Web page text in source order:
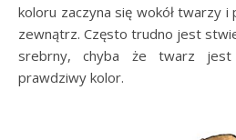
koloru zaczyna się wokół twarzy
zewnątrz. Często trudno jest
srebrny, chyba że twarz jest
prawdziwy kolor.